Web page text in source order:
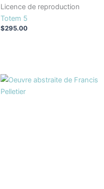
Licence de reproduction
Totem 5
$295.00